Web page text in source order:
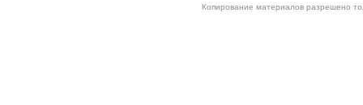
Копирование материалов разрешено